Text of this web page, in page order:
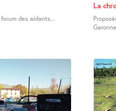
des aidants...
La